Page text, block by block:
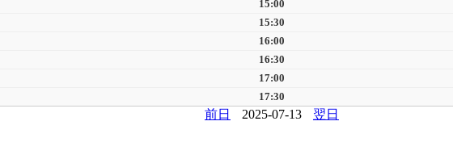
15:00
15:30
16:00
16:30
17:00
17:30
前日 2025-07-13
翌日